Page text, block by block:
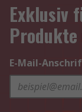
Exklusiv
Produkte
E-Mail-